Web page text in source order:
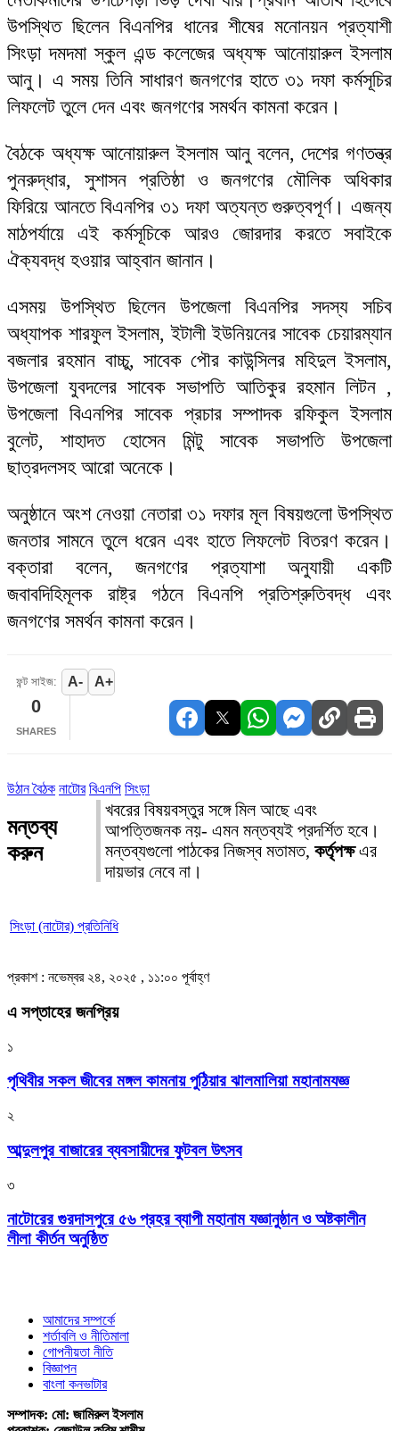
উপস্থিত ছিলেন বিএনপির ধানের শীষের মনোনয়ন প্রত্যাশী
সিংড়া দমদমা স্কুল এন্ড কলেজের অধ্যক্ষ আনোয়ারুল ইসলাম
আনু। এ সময় তিনি সাধারণ জনগণের হাতে ৩১ দফা কর্মসূচির
লিফলেট তুলে দেন এবং জনগণের সমর্থন কামনা করেন।
বৈঠকে অধ্যক্ষ আনোয়ারুল ইসলাম আনু বলেন, দেশের গণতন্ত্র
পুনরুদ্ধার, সুশাসন প্রতিষ্ঠা ও জনগণের মৌলিক অধিকার
ফিরিয়ে আনতে বিএনপির ৩১ দফা অত্যন্ত গুরুত্বপূর্ণ। এজন্য
মাঠপর্যায়ে এই কর্মসূচিকে আরও জোরদার করতে সবাইকে
ঐক্যবদ্ধ হওয়ার আহ্বান জানান।
এসময় উপস্থিত ছিলেন উপজেলা বিএনপির সদস্য সচিব
অধ্যাপক শারফুল ইসলাম, ইটালী ইউনিয়নের সাবেক চেয়ারম্যান
বজলার রহমান বাচ্চু, সাবেক পৌর কাউন্সিলর মহিদুল ইসলাম,
উপজেলা যুবদলের সাবেক সভাপতি আতিকুর রহমান লিটন ,
উপজেলা বিএনপির সাবেক প্রচার সম্পাদক রফিকুল ইসলাম
বুলেট, শাহাদত হোসেন মিন্টু সাবেক সভাপতি উপজেলা
ছাত্রদলসহ আরো অনেকে।
অনুষ্ঠানে অংশ নেওয়া নেতারা ৩১ দফার মূল বিষয়গুলো উপস্থিত
জনতার সামনে তুলে ধরেন এবং হাতে লিফলেট বিতরণ করেন।
বক্তারা বলেন, জনগণের প্রত্যাশা অনুযায়ী একটি
জবাবদিহিমূলক রাষ্ট্র গঠনে বিএনপি প্রতিশ্রুতিবদ্ধ এবং
জনগণের সমর্থন কামনা করেন।
ফন্ট সাইজ: A- A+
0
SHARES
উঠান বৈঠক নাটোর বিএনপি সিংড়া
মন্তব্য
করুন
খবরের বিষয়বস্তুর সঙ্গে মিল আছে এবং
আপত্তিজনক নয়- এমন মন্তব্যই প্রদর্শিত হবে।
মন্তব্যগুলো পাঠকের নিজস্ব মতামত, কর্তৃপক্ষএর
দায়ভার নেবে না।
সিংড়া (নাটোর) প্রতিনিধি
প্রকাশ : নভেম্বর ২৪, ২০২৫ , ১১:০০ পূর্বাহ্ণ
এ সপ্তাহের জনপ্রিয়
১
পৃথিবীর সকল জীবের মঙ্গল কামনায় পুঠিয়ার ঝালমালিয়া মহানামযজ্ঞ
২
আব্দুলপুর বাজারের ব্যবসায়ীদের ফুটবল উৎসব
৩
নাটোরের গুরদাসপুরে ৫৬ প্রহর ব্যাপী মহানাম যজ্ঞানুষ্ঠান ও অষ্টকালীন
লীলা কীর্তন অনুষ্ঠিত
আমাদের সম্পর্কে
শর্তাবলি ও নীতিমালা
গোপনীয়তা নীতি
বিজ্ঞাপন
বাংলা কনভাটার
সম্পাদক: মো: জামিরুল ইসলাম